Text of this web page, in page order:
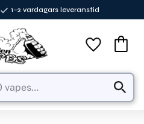
1–2 vardagars leveranstid
Favoriter